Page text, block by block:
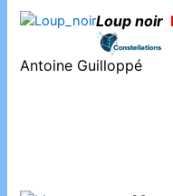
Loup noir
Antoine Guilloppé